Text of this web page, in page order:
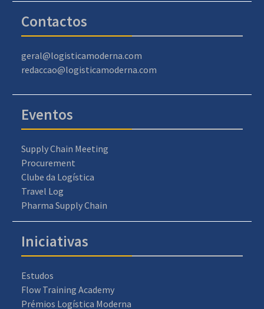
Contactos
geral@logisticamoderna.com
redaccao@logisticamoderna.com
Eventos
Supply Chain Meeting
Procurement
Clube da Logística
Travel Log
Pharma Supply Chain
Iniciativas
Estudos
Flow Training Academy
Prémios Logística Moderna